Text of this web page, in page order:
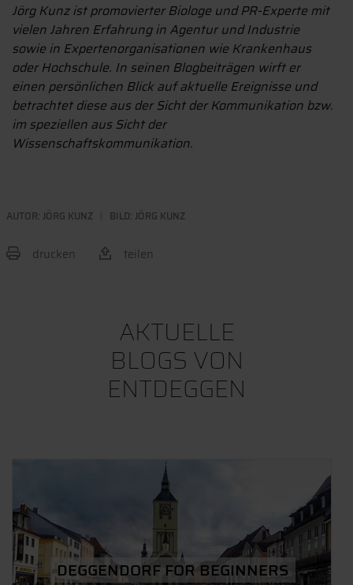
Jörg Kunz ist promovierter Biologe und PR-Experte mit
vielen Jahren Erfahrung in Agentur und Industrie
sowie in Expertenorganisationen wie Krankenhaus
oder Hochschule. In seinen Blogbeiträgen wirft er
einen persönlichen Blick auf aktuelle Ereignisse und
betrachtet diese aus der Sicht der Kommunikation bzw.
im speziellen aus Sicht der
Wissenschaftskommunikation.
AUTOR: JÖRG KUNZ BILD: JÖRG KUNZ
drucken teilen
AKTUELLE
BLOGS VON
ENTDEGGEN
DEGGENDORF FOR BEGINNERS